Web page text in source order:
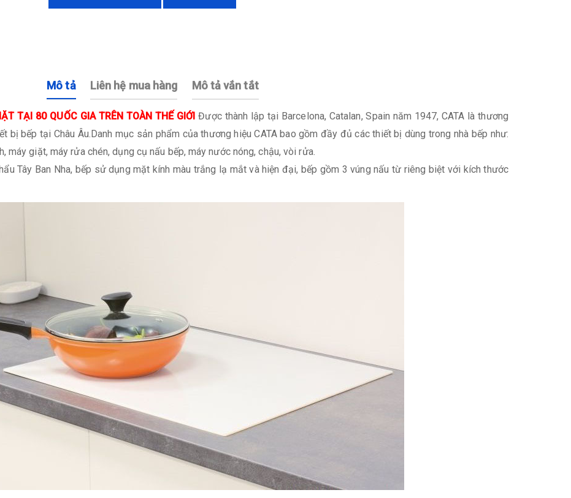
Mô tả Liên hệ mua hàng Mô tả vắn tắt
TẠI 80 QUỐC GIA TRÊN TOÀN THẾ GIỚI Được thành lập tại Barcelona, Catalan, Spain năm 1947, CATA là thương
bị bếp tại Châu Âu.Danh mục sản phẩm của thương hiệu CATA bao gồm đầy đủ các thiết bị dùng trong nhà bếp như:
máy giặt, máy rửa chén, dụng cụ nấu bếp, máy nước nóng, chậu, vòi rửa.
Tây Ban Nha, bếp sử dụng mặt kính màu trắng lạ mắt và hiện đại, bếp gồm 3 vúng nấu từ riêng biệt với kích thước